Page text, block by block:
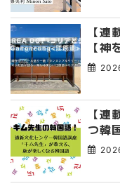
【
【
午祭
【
つ韓
4】